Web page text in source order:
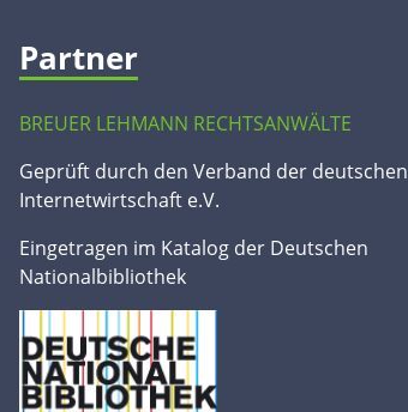
Partner
BREUER LEHMANN RECHTSANWÄLTE
Geprüft durch den Verband der deutschen
Internetwirtschaft e.V.
Eingetragen im Katalog der Deutschen
Nationalbibliothek